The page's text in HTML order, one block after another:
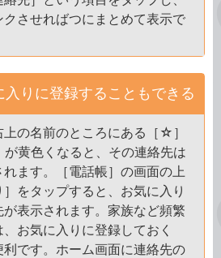
させればつにまとめて表示で
入りに登録することもできる
の名前のところにある［☆］
黄色くなると、その連絡先は
ます。［電話帳］の画面の上
をタップすると、お気に入り
表示されます。家族など頻繁
お気に入りに登録しておく
です。ホーム画面に連絡先の